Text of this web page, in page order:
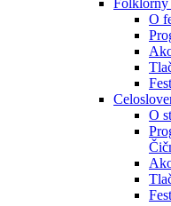
Folklórny
O
O